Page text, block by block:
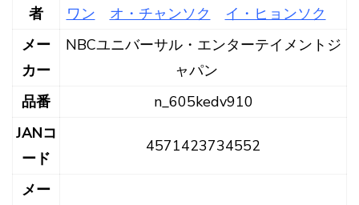
者
ワン
オ・チャンソク
イ・ヒョンソク
メー
カー
NBCユニバーサル・エンターテイメントジ
ャパン
品番
n_605kedv910
JANコ
ード
4571423734552
メー